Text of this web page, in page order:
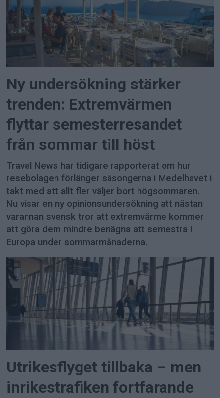
Ny undersökning stärker
trenden: Extremvärmen
flyttar semesterresandet
från sommar till höst
Travel News har tidigare rapporterat om hur
resebolagen förlänger säsongerna i Medelhavet i
takt med att allt fler väljer bort högsommaren.
Nu visar en ny opinionsundersökning att nästan
varannan svensk tror att extremvärme kommer
att göra dem mindre benägna att semestra i
Europa under sommarmånaderna.
Utrikesflyget tillbaka – men
inrikestrafiken fortfarande